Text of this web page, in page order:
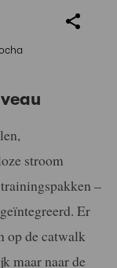
stroom
–
Er
op de catwalk
maar naar de